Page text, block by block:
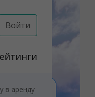
Войти
в аренду